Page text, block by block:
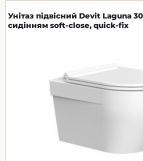
Унітаз підвісний Devit Laguna
сидінням soft-close, quick-fix